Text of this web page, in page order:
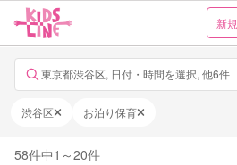
新
東京都渋谷区, 日付・時間を選択, 他6件
渋谷区 お泊り保育
58件中1 ～20件